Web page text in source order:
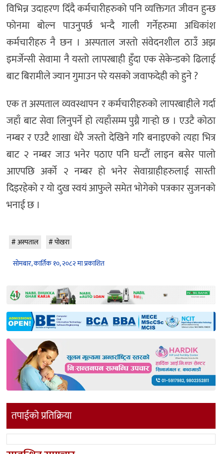
विभिन्न उदाहरण दिँदै कर्मचारीहरुको पनि व्यक्तिगत जीवन हुन्छ
फोनमा बोल्न पाउनुपर्छ भन्दै गाली गर्नेहरुमा अधिकांश
कर्मचारीहरु नै छन । अस्पताल जस्तो संवेदनशील ठाउँ अझ
इमर्जेन्सी सेवामा नै यस्तो लापरबाही हुँदा एक सेकेन्डको ढिलाई
बाट बिरामीले ज्यान गुमाउन परे यसको जवाफदेही को हुने ?
एक त अस्पताल व्यवस्थापन र कर्मचारीहरुको लापरबाहीले गर्दा
जहाँ बाट सेवा लिनुपर्ने हो त्यहाँसम्म पुग्नै गार्‍हो छ । एउटै कोठा
नम्बर र एउटै शाखा धेरै जस्तो देखिने गरि बनाइएको त्यहा भित्र
बाट २ नम्बर जाउ भनेर पठाए पनि घन्टौं लाइन बसेर पालो
आएपछि अर्को २ नम्बर हो भनेर सेवाग्राहीहरुलाई सास्ती
दिइरहेको र यो दुख स्वयं आफुले समेत भोगेको पत्रकार सुजनको
भनाई छ ।
अस्पताल
पोखरा
सोमबार, कार्तिक १०, २०८२ मा प्रकाशित
तपाईको प्रतिक्रिया